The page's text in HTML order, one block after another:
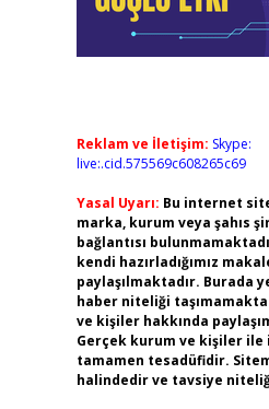
Reklam ve İletişim: Skype:
live:.cid.575569c608265c69
Yasal Uyarı: Bu internet
marka, kurum veya şahıs
bağlantısı
kendi hazırladığımız
paylaşılmaktadır. Burada
haber niteliği
ve kişiler hakkında
Gerçek kurum ve kişiler
tamamen tesadüfidir.
halindedir ve tavsiye